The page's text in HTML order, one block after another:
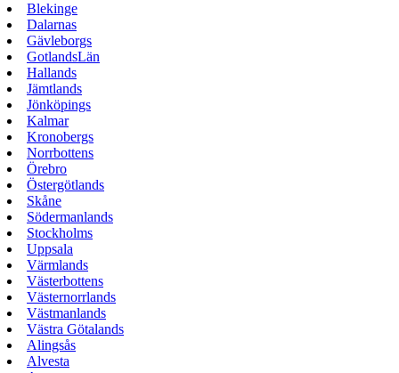
Blekinge
Dalarnas
Gävleborgs
GotlandsLän
Hallands
Jämtlands
Jönköpings
Kalmar
Kronobergs
Norrbottens
Örebro
Östergötlands
Skåne
Södermanlands
Stockholms
Uppsala
Värmlands
Västerbottens
Västernorrlands
Västmanlands
Västra Götalands
Alingsås
Alvesta